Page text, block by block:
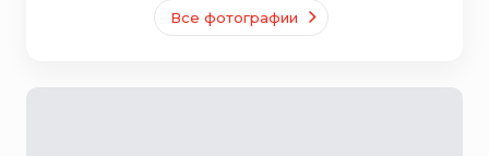
Все фотографии